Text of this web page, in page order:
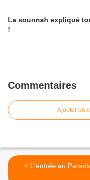
La sounnah expliqué
!
Commentaires
Ajouter un
< L'entrée au